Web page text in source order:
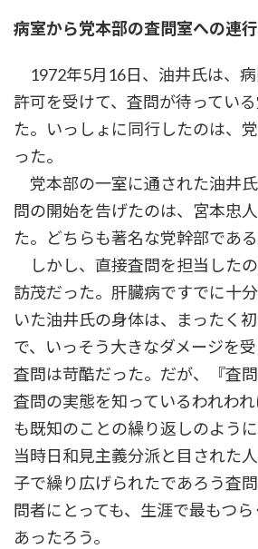
病室から党本部の査問室への連行
1972年5月16日、油井氏は、
許可を受けて、査問が待ってい
た。いっしょに同行したのは、
った。
党本部の一室に通された油井
問の開始を告げたのは、宮本忠
た。どちらも著名な党幹部である
しかし、直接査問を担当した
訪茂だった。肝臓病ですでに十
いた油井氏の身体は、まったく
で、いっそう大きなダメージを
査問は苛酷だった。だが、『査
査問の実態を知っているわれわ
も既知のことの繰り返しのように
当時日和見主義分派と目された
子で繰り広げられたであろう査
問者にとっても、生涯で最もつ
あったろう。